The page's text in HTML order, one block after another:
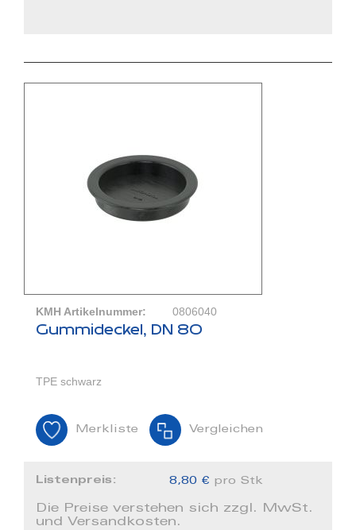
KMH Artikelnummer: 0806040
Gummideckel, DN 80
TPE schwarz
Merkliste Vergleichen
Listenpreis: 8,80 € pro Stk
Die Preise verstehen sich zzgl. MwSt.
und Versandkosten.